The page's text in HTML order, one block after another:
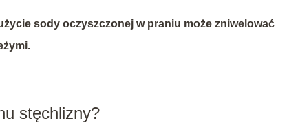
sody oczyszczonej w praniu może zniwelować
stęchlizny?